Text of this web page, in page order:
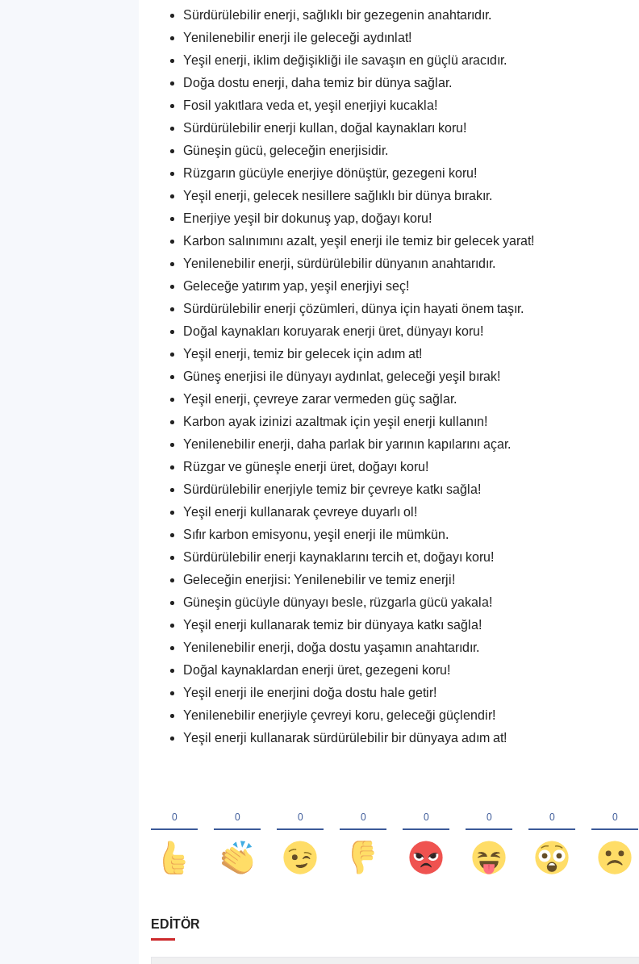
Sürdürülebilir enerji, sağlıklı bir gezegenin anahtarıdır.
Yenilenebilir enerji ile geleceği aydınlat!
Yeşil enerji, iklim değişikliği ile savaşın en güçlü aracıdır.
Doğa dostu enerji, daha temiz bir dünya sağlar.
Fosil yakıtlara veda et, yeşil enerjiyi kucakla!
Sürdürülebilir enerji kullan, doğal kaynakları koru!
Güneşin gücü, geleceğin enerjisidir.
Rüzgarın gücüyle enerjiye dönüştür, gezegeni koru!
Yeşil enerji, gelecek nesillere sağlıklı bir dünya bırakır.
Enerjiye yeşil bir dokunuş yap, doğayı koru!
Karbon salınımını azalt, yeşil enerji ile temiz bir gelecek yarat!
Yenilenebilir enerji, sürdürülebilir dünyanın anahtarıdır.
Geleceğe yatırım yap, yeşil enerjiyi seç!
Sürdürülebilir enerji çözümleri, dünya için hayati önem taşır.
Doğal kaynakları koruyarak enerji üret, dünyayı koru!
Yeşil enerji, temiz bir gelecek için adım at!
Güneş enerjisi ile dünyayı aydınlat, geleceği yeşil bırak!
Yeşil enerji, çevreye zarar vermeden güç sağlar.
Karbon ayak izinizi azaltmak için yeşil enerji kullanın!
Yenilenebilir enerji, daha parlak bir yarının kapılarını açar.
Rüzgar ve güneşle enerji üret, doğayı koru!
Sürdürülebilir enerjiyle temiz bir çevreye katkı sağla!
Yeşil enerji kullanarak çevreye duyarlı ol!
Sıfır karbon emisyonu, yeşil enerji ile mümkün.
Sürdürülebilir enerji kaynaklarını tercih et, doğayı koru!
Geleceğin enerjisi: Yenilenebilir ve temiz enerji!
Güneşin gücüyle dünyayı besle, rüzgarla gücü yakala!
Yeşil enerji kullanarak temiz bir dünyaya katkı sağla!
Yenilenebilir enerji, doğa dostu yaşamın anahtarıdır.
Doğal kaynaklardan enerji üret, gezegeni koru!
Yeşil enerji ile enerjini doğa dostu hale getir!
Yenilenebilir enerjiyle çevreyi koru, geleceği güçlendir!
Yeşil enerji kullanarak sürdürülebilir bir dünyaya adım at!
EDİTÖR